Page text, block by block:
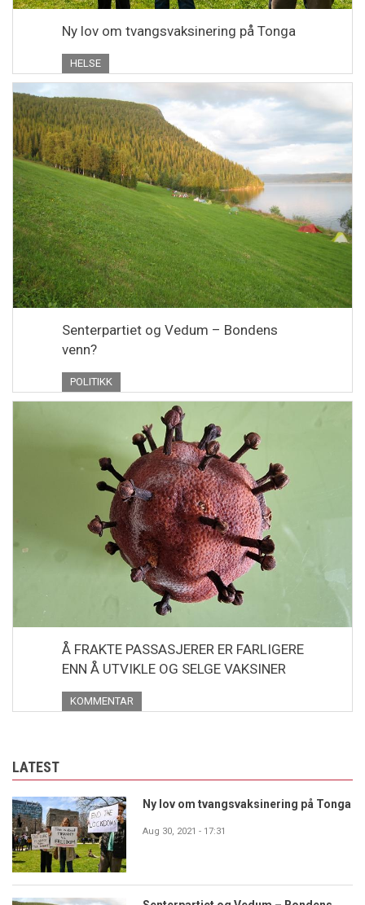
Ny lov om tvangsvaksinering på Tonga
HELSE
Senterpartiet og Vedum – Bondens
venn?
POLITIKK
Å FRAKTE PASSASJERER ER FARLIGERE
ENN Å UTVIKLE OG SELGE VAKSINER
KOMMENTAR
LATEST
Ny lov om tvangsvaksinering på Tonga
Aug 30, 2021 - 17:31